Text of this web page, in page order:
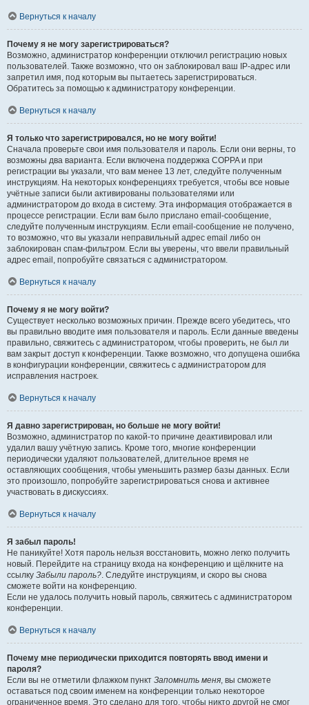
Вернуться к началу
Почему я не могу зарегистрироваться?
Возможно, администратор конференции отключил регистрацию новых
пользователей. Также возможно, что он заблокировал ваш IP-адрес или
запретил имя, под которым вы пытаетесь зарегистрироваться.
Обратитесь за помощью к администратору конференции.
Вернуться к началу
Я только что зарегистрировался, но не могу войти!
Сначала проверьте свои имя пользователя и пароль. Если они верны, то
возможны два варианта. Если включена поддержка COPPA и при
регистрации вы указали, что вам менее 13 лет, следуйте полученным
инструкциям. На некоторых конференциях требуется, чтобы все новые
учётные записи были активированы пользователями или
администратором до входа в систему. Эта информация отображается в
процессе регистрации. Если вам было прислано email-сообщение,
следуйте полученным инструкциям. Если email-сообщение не получено,
то возможно, что вы указали неправильный адрес email либо он
заблокирован спам-фильтром. Если вы уверены, что ввели правильный
адрес email, попробуйте связаться с администратором.
Вернуться к началу
Почему я не могу войти?
Существует несколько возможных причин. Прежде всего убедитесь, что
вы правильно вводите имя пользователя и пароль. Если данные введены
правильно, свяжитесь с администратором, чтобы проверить, не был ли
вам закрыт доступ к конференции. Также возможно, что допущена ошибка
в конфигурации конференции, свяжитесь с администратором для
исправления настроек.
Вернуться к началу
Я давно зарегистрирован, но больше не могу войти!
Возможно, администратор по какой-то причине деактивировал или
удалил вашу учётную запись. Кроме того, многие конференции
периодически удаляют пользователей, длительное время не
оставляющих сообщения, чтобы уменьшить размер базы данных. Если
это произошло, попробуйте зарегистрироваться снова и активнее
участвовать в дискуссиях.
Вернуться к началу
Я забыл пароль!
Не паникуйте! Хотя пароль нельзя восстановить, можно легко получить
новый. Перейдите на страницу входа на конференцию и щёлкните на
ссылку Забыли пароль?. Следуйте инструкциям, и скоро вы снова
сможете войти на конференцию.
Если не удалось получить новый пароль, свяжитесь с администратором
конференции.
Вернуться к началу
Почему мне периодически приходится повторять ввод имени и
пароля?
Если вы не отметили флажком пункт Запомнить меня, вы сможете
оставаться под своим именем на конференции только некоторое
ограниченное время. Это сделано для того, чтобы никто другой не смог